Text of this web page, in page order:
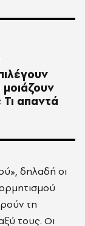
απαντά
δηλαδή οι
τη
τους. Οι